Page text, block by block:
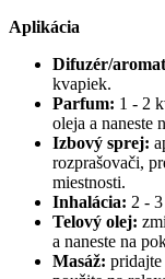
Aplikácia
Difuzér/
kvapiek.
Parfum: 1 - 2
oleja a naneste
Izbový sprej:
rozprašovači,
miestnosti.
Inhalácia: 2 - 3
Telový olej:
a naneste na
Masáž: